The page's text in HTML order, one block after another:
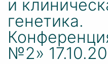
и
генетика.
№2»